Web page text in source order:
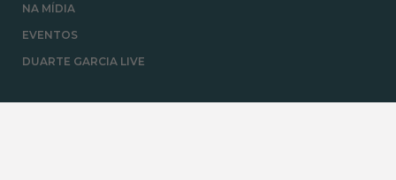
NA MÍDIA
EVENTOS
DUARTE GARCIA LIVE